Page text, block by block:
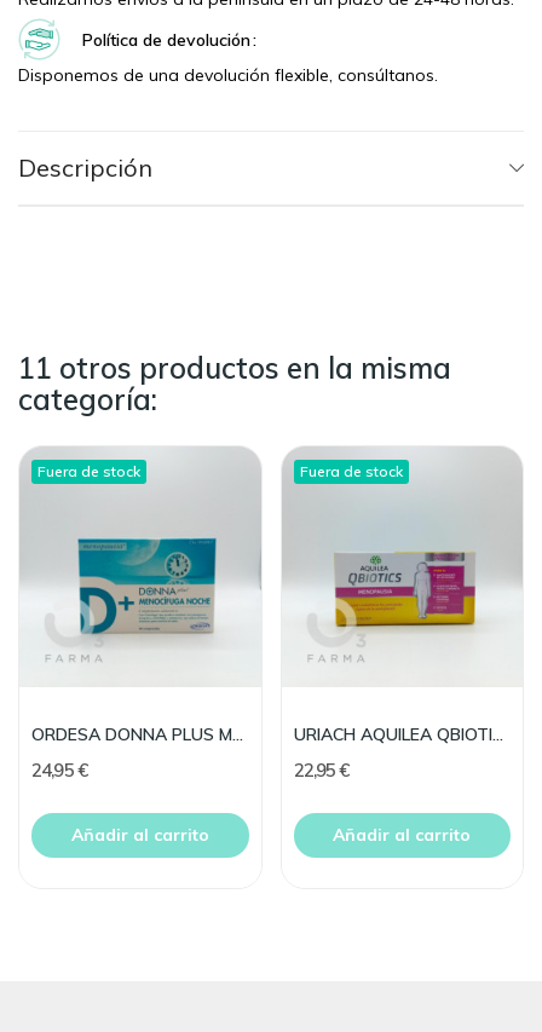
Política de devolución
Disponemos de una devolución flexible, consúltanos.
Descripción
11 otros productos en la misma
categoría:
Fuera de stock
ORDESA DONNA PLUS MENOCIFUGA NOCHE 30 COMP
24,95 €
Añadir al carrito
Fuera de stock
URIACH AQUILEA QBIOTICS MENOPAUSIA 30 CAPSULAS
22,95 €
Añadir al carrito